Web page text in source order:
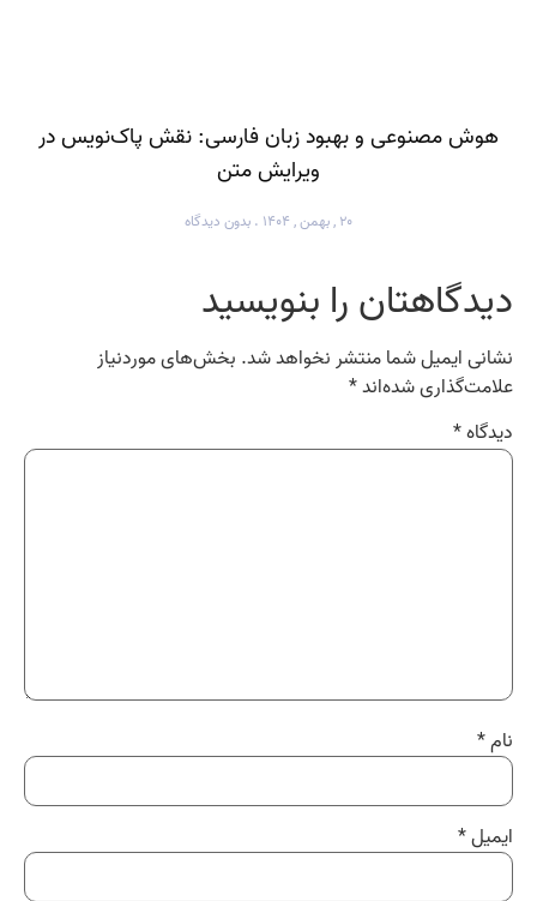
هوش مصنوعی و بهبود زبان فارسی: نقش پاک‌نویس در
ویرایش متن
۲۰ , بهمن , ۱۴۰۴ بدون دیدگاه
دیدگاهتان را بنویسید
نشانی ایمیل شما منتشر نخواهد شد. بخش‌های موردنیاز
علامت‌گذاری شده‌اند*
دیدگاه*
نام*
ایمیل*